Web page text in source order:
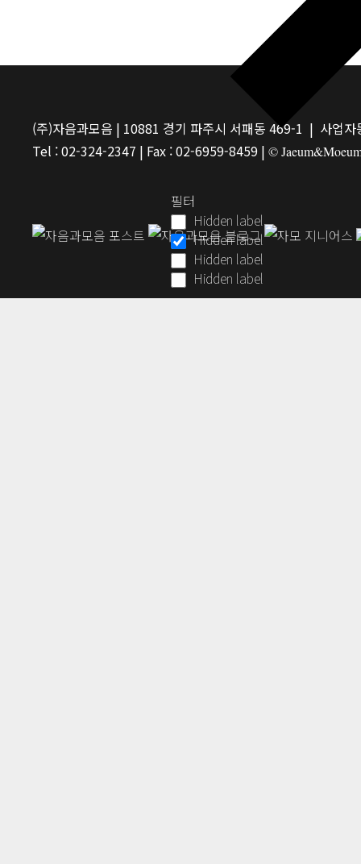
필터
Hidden label
Hidden label
Hidden label
Hidden label
(주)자음과모음 | 10881 경기 파주시 서패동 469-1 | 사업
Tel : 02-324-2347 | Fax : 02-6959-8459 | ©